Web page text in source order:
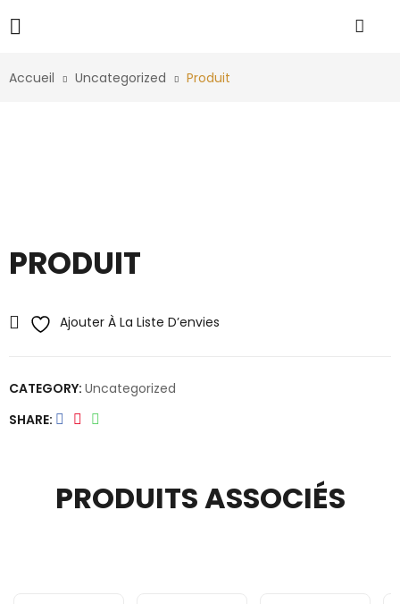
Accueil Uncategorized Produit
PRODUIT
Ajouter À La Liste D’envies
CATEGORY: Uncategorized
SHARE
PRODUITS ASSOCIÉS